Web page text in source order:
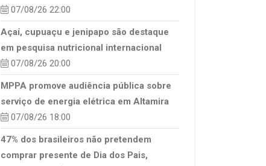
07/08/26 22:00
Açaí, cupuaçu e jenipapo são destaque
em pesquisa nutricional internacional
07/08/26 20:00
MPPA promove audiência pública sobre
serviço de energia elétrica em Altamira
07/08/26 18:00
47% dos brasileiros não pretendem
comprar presente de Dia dos Pais,